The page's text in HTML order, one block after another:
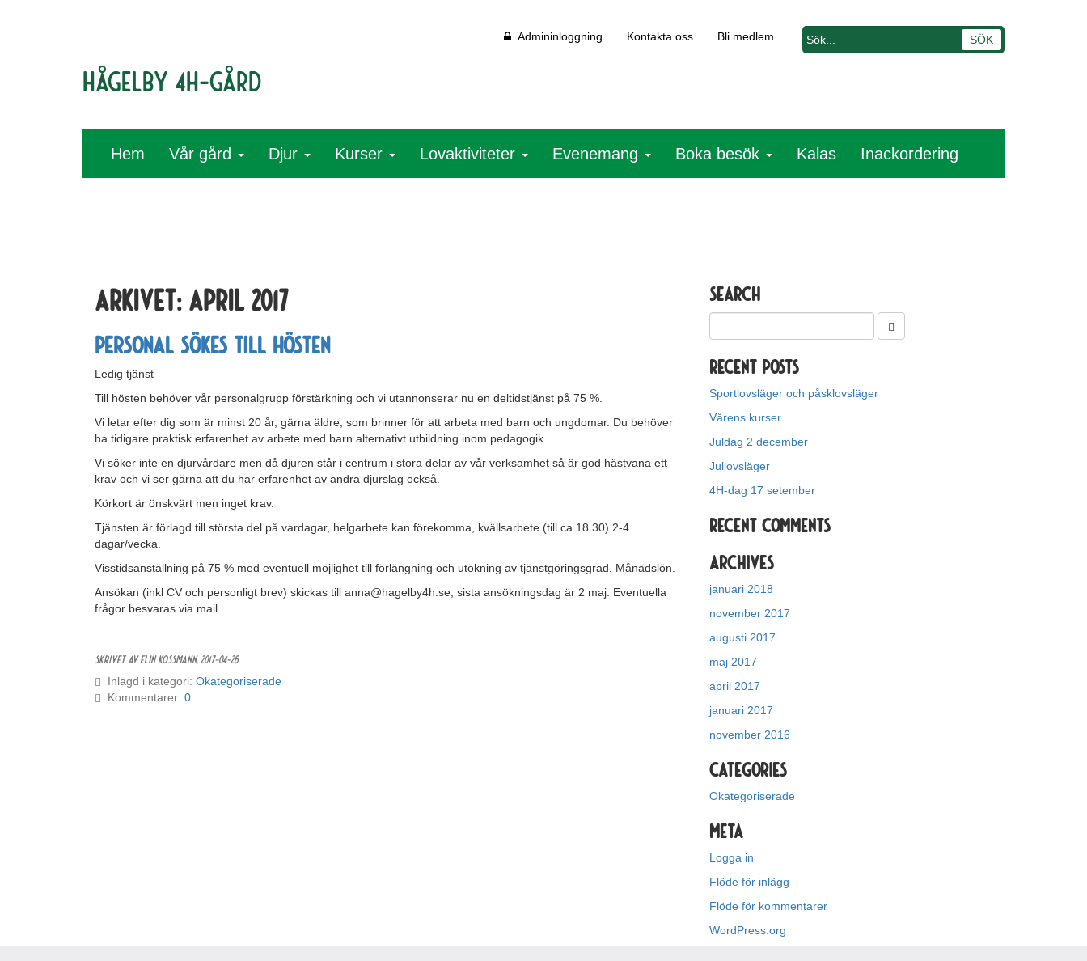
Hågelby 4H-gård
Admininloggning Kontakta oss Bli medlem
Hem Vår gård Djur Kurser Lovaktiviteter Evenemang Boka besök Kalas Inackordering
Arkivet: april 2017
Personal sökes till hösten
Ledig tjänst
Till hösten behöver vår personalgrupp förstärkning och vi utannonserar nu en deltidstjänst på 75 %.
Vi letar efter dig som är minst 20 år, gärna äldre, som brinner för att arbeta med barn och ungdomar. Du behöver
ha tidigare praktisk erfarenhet av arbete med barn alternativt utbildning inom pedagogik.
Vi söker inte en djurvårdare men då djuren står i centrum i stora delar av vår verksamhet så är god hästvana ett
krav och vi ser gärna att du har erfarenhet av andra djurslag också.
Körkort är önskvärt men inget krav.
Tjänsten är förlagd till största del på vardagar, helgarbete kan förekomma, kvällsarbete (till ca 18.30) 2-4
dagar/vecka.
Visstidsanställning på 75 % med eventuell möjlighet till förlängning och utökning av tjänstgöringsgrad. Månadslön.
Ansökan (inkl CV och personligt brev) skickas till anna@hagelby4h.se, sista ansökningsdag är 2 maj. Eventuella
frågor besvaras via mail.
Skrivet av Elin Kossmann,2017-04-26
Inlagd i kategori: Okategoriserade
Kommentarer: 0
Search
Recent Posts
Sportlovsläger och påsklovsläger
Vårens kurser
Juldag 2 december
Jullovsläger
4H-dag 17 setember
Recent Comments
Archives
januari 2018
november 2017
augusti 2017
maj 2017
april 2017
januari 2017
november 2016
Categories
Okategoriserade
Meta
Logga in
Flöde för inlägg
Flöde för kommentarer
WordPress.org